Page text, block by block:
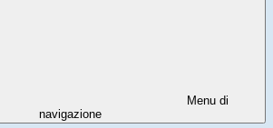
Menu di
navigazione